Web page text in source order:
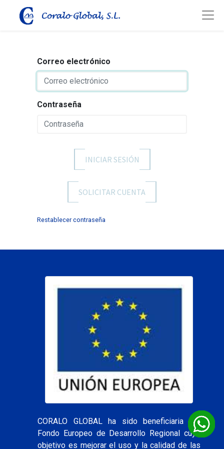
Correo electrónico
Contraseña
INICIAR SESIÓN
SOLICITAR CUENTA
Restablecer contraseña
CORALO GLOBAL ha sido beneficiaria del
Fondo Europeo de Desarrollo Regional cuyo
objetivo es mejorar el uso y la calidad de las